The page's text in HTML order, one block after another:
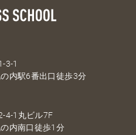
3-1
内駅6番出口徒歩3分
4-1丸ビル7F
内南口徒歩1分